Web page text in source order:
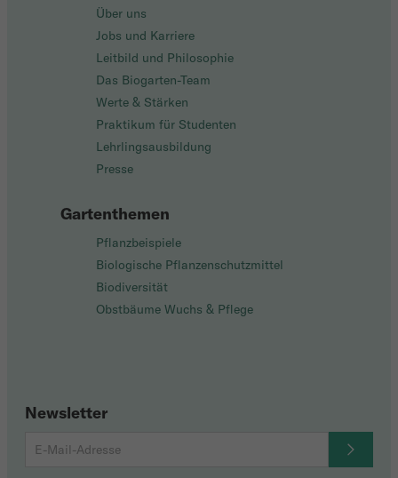
Über uns
Jobs und Karriere
Leitbild und Philosophie
Das Biogarten-Team
Werte & Stärken
Praktikum für Studenten
Lehrlingsausbildung
Presse
Gartenthemen
Pflanzbeispiele
Biologische Pflanzenschutzmittel
Biodiversität
Obstbäume Wuchs & Pflege
Newsletter